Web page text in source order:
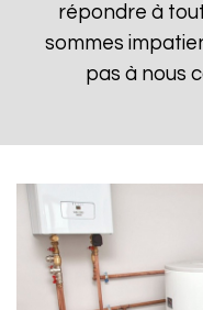
répondre à
sommes
pas à nous